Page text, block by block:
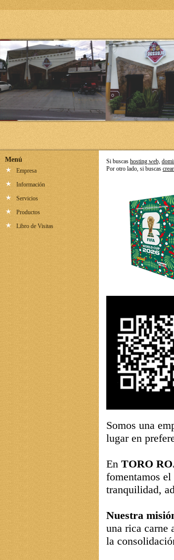
Menú
Empresa
Información
Servicios
Productos
Libro de Visitas
Si buscas hosting web,
Por otro lado, si buscas
Somos una
lugar en
En TORO
fomentamos
tranquilidad,
Nuestra
una rica carne
la